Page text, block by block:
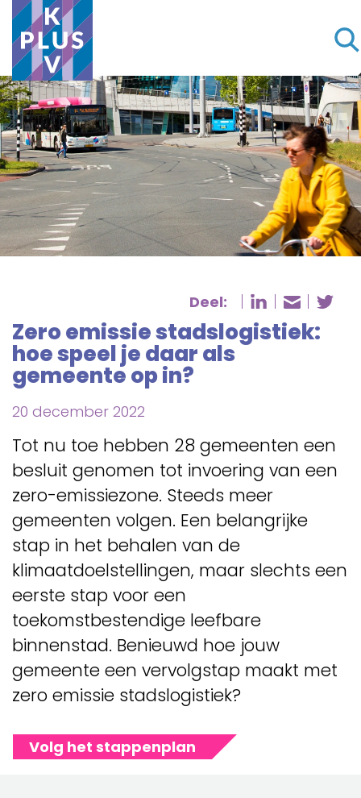
Deel: DeelDeel
Zero emissie stadslogistiek:
hoe speel je daar als
gemeente op in?
20 december 2022
Tot nu toe hebben 28 gemeenten een
besluit genomen tot invoering van een
zero-emissiezone. Steeds meer
gemeenten volgen. Een belangrijke
stap in het behalen van de
klimaatdoelstellingen, maar slechts een
eerste stap voor een
toekomstbestendige leefbare
binnenstad. Benieuwd hoe jouw
gemeente een vervolgstap maakt met
zero emissie stadslogistiek?
Volg het stappenplan